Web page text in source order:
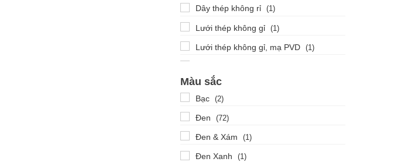
Dây thép không rỉ (1)
Lưới thép không gỉ (1)
Lưới thép không gỉ, mạ PVD (1)
Thép không gỉ 316L
Thép không gỉ mạ ion đen
Thép không gỉ mạ PVD
Màu sắc
Bạc (2)
Đen (72)
Đen & Xám (1)
Đen Xanh (1)